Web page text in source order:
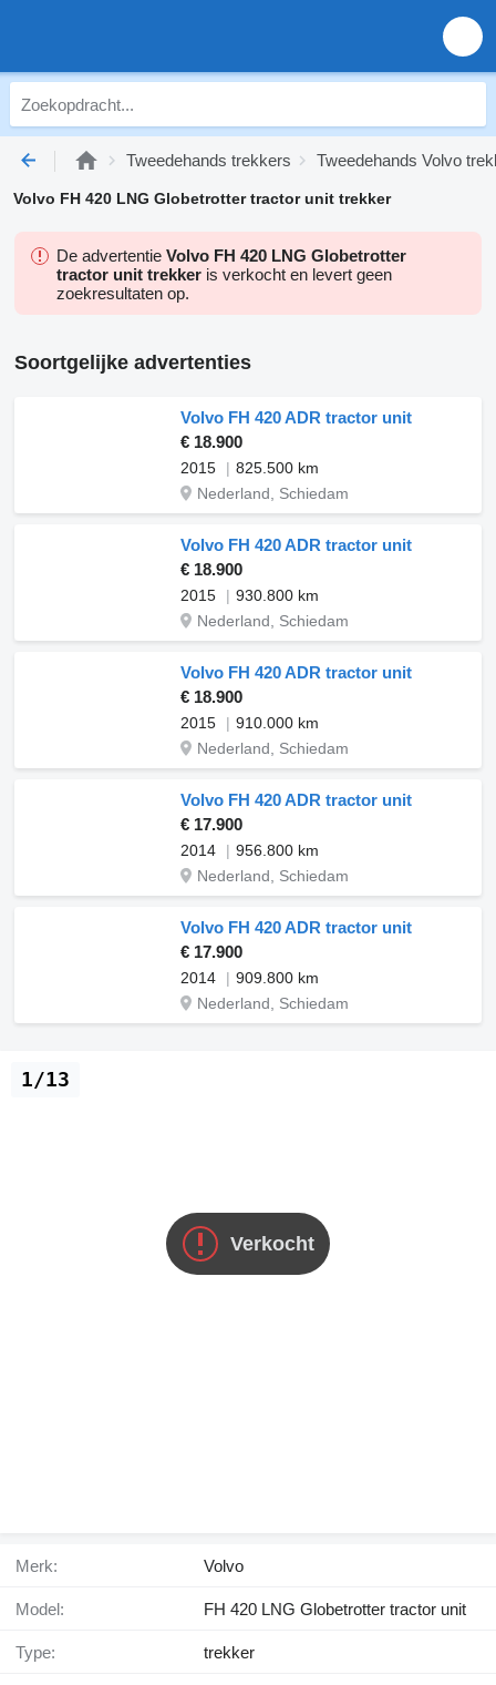
Tweedehands trekkers Tweedehands Volvo
Volvo FH 420 LNG Globetrotter tractor unit trekker
De advertentie Volvo FH 420 LNG Globetrotter
tractor unit trekker is verkocht en levert geen
zoekresultaten op.
Soortgelijke advertenties
Volvo FH 420 ADR tractor unit
€ 18.900
2015
825.500 km
Nederland, Schiedam
Volvo FH 420 ADR tractor unit
€ 18.900
2015
930.800 km
Nederland, Schiedam
Volvo FH 420 ADR tractor unit
€ 18.900
2015
910.000 km
Nederland, Schiedam
Volvo FH 420 ADR tractor unit
€ 17.900
2014
956.800 km
Nederland, Schiedam
Volvo FH 420 ADR tractor unit
€ 17.900
2014
909.800 km
Nederland, Schiedam
Verkocht
1/13
Merk: Volvo
Model: FH 420 LNG Globetrotter tractor unit
Type: trekker